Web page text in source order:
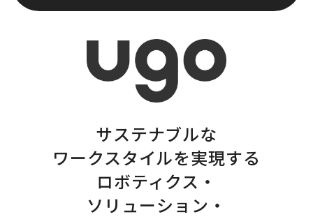
サステナブルな
ワークスタイルを実現する
ロボティクス・
ソリューション・